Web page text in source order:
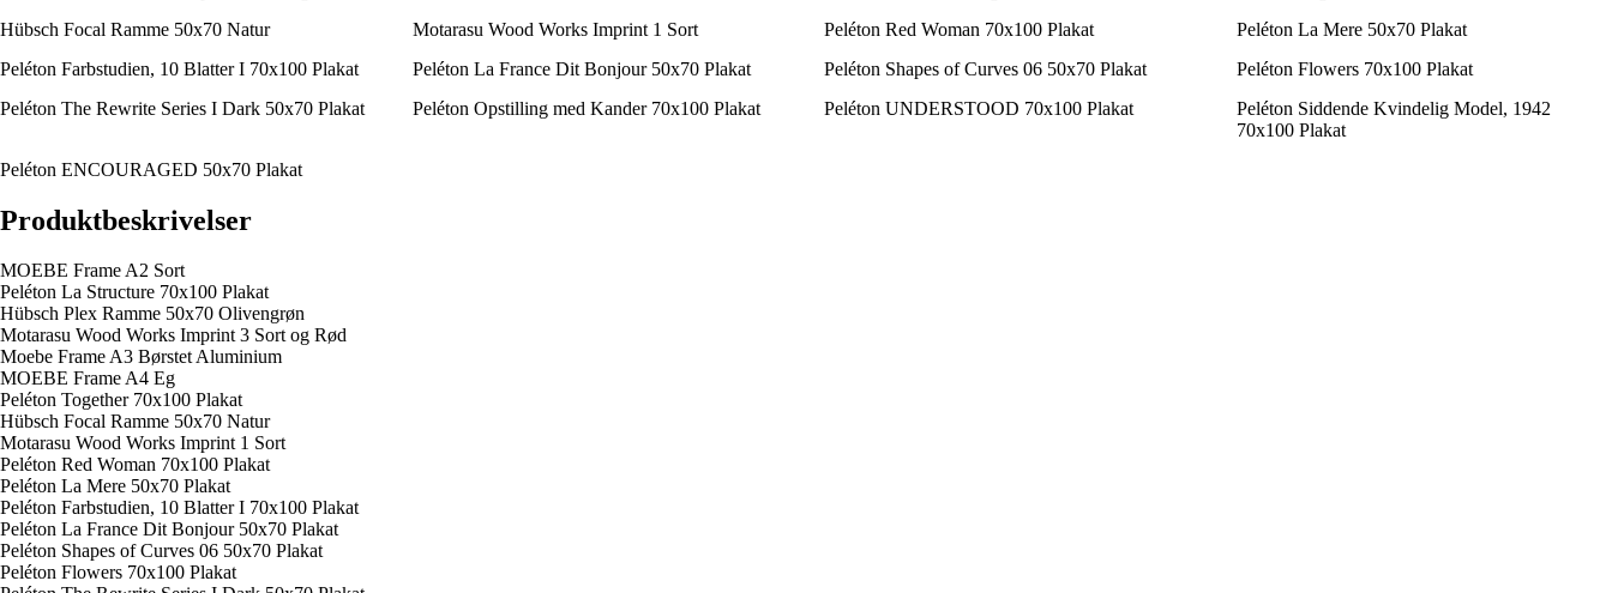
Hübsch Focal Ramme 50x70 Natur
Motarasu Wood Works Imprint 1 Sort Peléton Red Woman 70x100 Plakat
Peléton La Mere 50x70 Plakat
Peléton Farbstudien, 10 Blatter I 70x100 Plakat
Peléton La France Dit Bonjour 50x70 Plakat Peléton Shapes of Curves 06 50x70 Plakat
Peléton Flowers 70x100 Plakat
Peléton The Rewrite Series I Dark 50x70 Plakat
Peléton Opstilling med Kander 70x100 Plakat Peléton UNDERSTOOD 70x100 Plakat
Peléton Siddende Kvindelig Model, 1942
70x100 Plakat
Peléton ENCOURAGED 50x70 Plakat
Produktbeskrivelser
MOEBE Frame A2 Sort
Peléton La Structure 70x100 Plakat
Hübsch Plex Ramme 50x70 Olivengrøn
Motarasu Wood Works Imprint 3 Sort og Rød
Moebe Frame A3 Børstet Aluminium
MOEBE Frame A4 Eg
Peléton Together 70x100 Plakat
Hübsch Focal Ramme 50x70 Natur
Motarasu Wood Works Imprint 1 Sort
Peléton Red Woman 70x100 Plakat
Peléton La Mere 50x70 Plakat
Peléton Farbstudien, 10 Blatter I 70x100 Plakat
Peléton La France Dit Bonjour 50x70 Plakat
Peléton Shapes of Curves 06 50x70 Plakat
Peléton Flowers 70x100 Plakat